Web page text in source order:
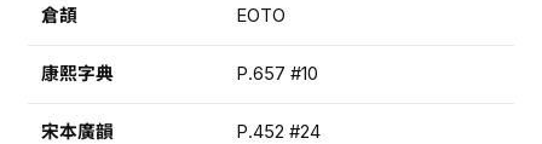
倉頡 EOTO
康熙字典 P.657 #10
宋本廣韻 P.452 #24